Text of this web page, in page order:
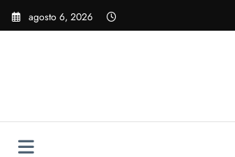
Pular
para
agosto 6, 2026